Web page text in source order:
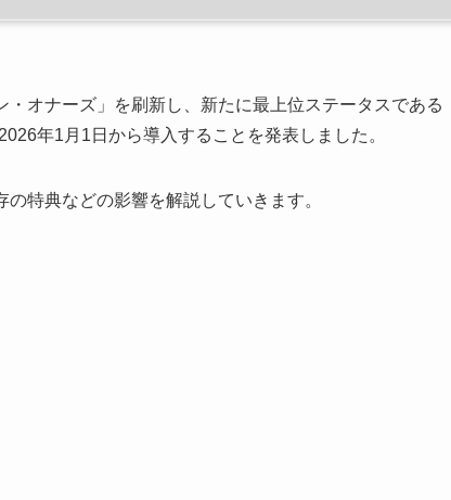
オナーズ」を刷新し、新たに最上位ステータスである
年1月1日から導入することを発表しました。
特典などの影響を解説していきます。